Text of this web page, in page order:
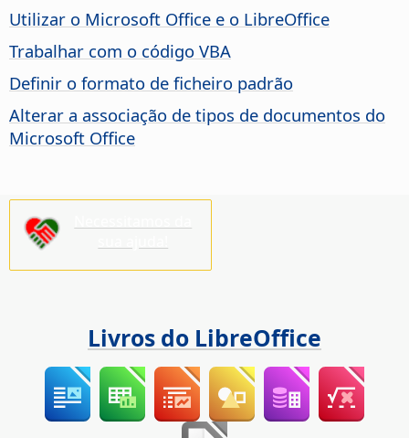
Utilizar o Microsoft Office e o LibreOffice
Trabalhar com o código VBA
Definir o formato de ficheiro padrão
Alterar a associação de tipos de documentos do
Microsoft Office
Livros do LibreOffice